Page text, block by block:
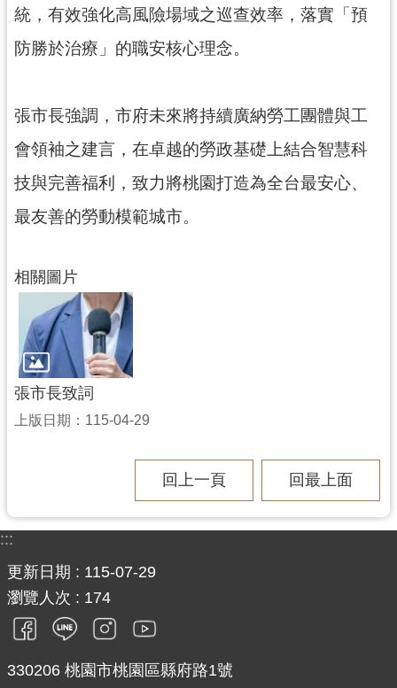
策
政
站
料
開
宣
統，有效強化高風險場域之巡查效率，落實「預
防勝於治療」的職安核心理念。
張市長強調，市府未來將持續廣納勞工團體與工
會領袖之建言，在卓越的勞政基礎上結合智慧科
技與完善福利，致力將桃園打造為全台最安心、
最友善的勞動模範城市。
相關圖片
張市長致詞
上版日期：115-04-29
回上一頁 回最上面
:::
更新日期
115-07-29
瀏覽人次
174
330206 桃園市桃園區縣府路1號